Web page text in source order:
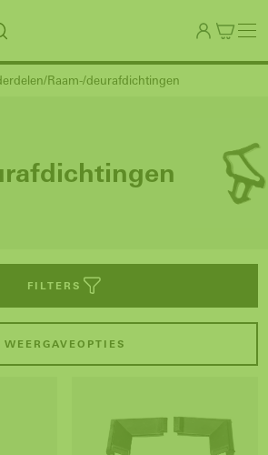
Raam-/deurafdichtingen
FILTERS
WEERGAVEOPTIES